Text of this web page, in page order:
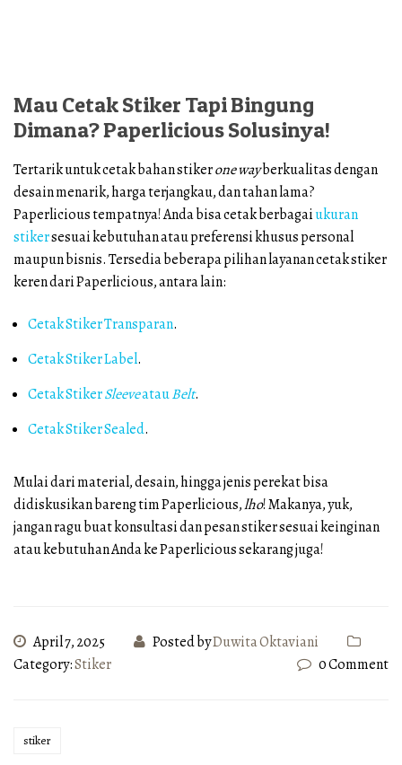
Mau Cetak Stiker Tapi Bingung
Dimana? Paperlicious Solusinya!
Tertarik untuk cetak bahan stikerone wayberkualitas dengan
desain menarik, harga terjangkau, dan tahan lama?
Paperlicious tempatnya! Anda bisa cetak berbagaiukuran
stikersesuai kebutuhan atau preferensi khusus personal
maupun bisnis. Tersedia beberapa pilihan layanan cetak stiker
keren dari Paperlicious, antara lain:
Cetak Stiker Transparan.
Cetak Stiker Label.
Cetak StikerSleeveatauBelt.
Cetak Stiker Sealed.
Mulai dari material, desain, hingga jenis perekat bisa
didiskusikan bareng tim Paperlicious,lho! Makanya, yuk,
jangan ragu buat konsultasi dan pesan stiker sesuai keinginan
atau kebutuhan Anda ke Paperlicious sekarang juga!
April 7, 2025 Posted byDuwita Oktaviani
Category:Stiker 0 Comment
stiker